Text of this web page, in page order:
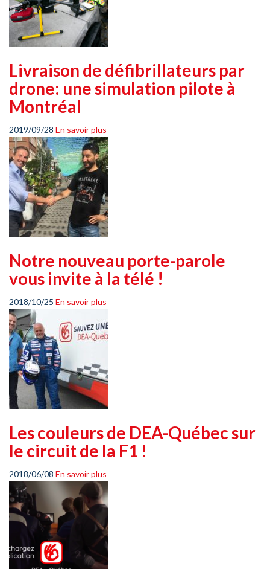
Livraison de défibrillateurs par
drone: une simulation pilote à
Montréal
2019/09/28 En savoir plus
Notre nouveau porte-parole
vous invite à la télé !
2018/10/25 En savoir plus
Les couleurs de DEA-Québec sur
le circuit de la F1 !
2018/06/08 En savoir plus